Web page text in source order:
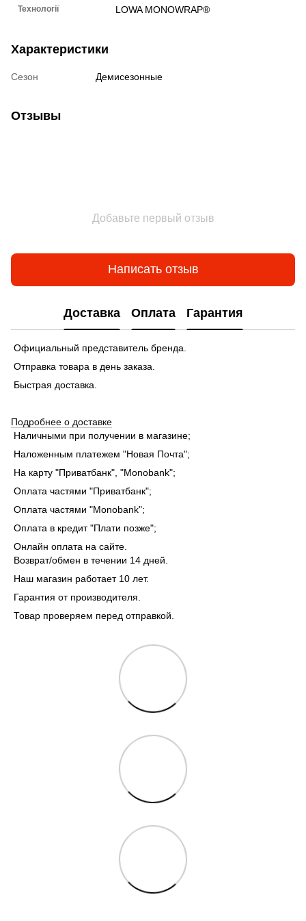
Технології LOWA MONOWRAP®
Характеристики
Сезон Демисезонные
Отзывы
Добавьте первый отзыв
Написать отзыв
Доставка Оплата Гарантия
Официальный представитель бренда.
Отправка товара в день заказа.
Быстрая доставка.
Подробнее о доставке
Наличными при получении в магазине;
Наложенным платежем "Новая Почта";
На карту "Приватбанк", "Monobank";
Оплата частями "Приватбанк";
Оплата частями "Monobank";
Оплата в кредит "Плати позже";
Онлайн оплата на сайте.
Возврат/обмен в течении 14 дней.
Наш магазин работает 10 лет.
Гарантия от производителя.
Товар проверяем перед отправкой.